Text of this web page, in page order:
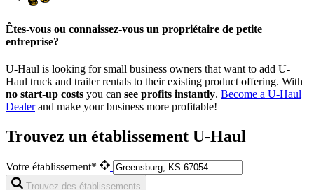
Êtes-vous ou connaissez-vous un propriétaire de petite
entreprise?
U-Haul is looking for small business owners that want to add U-
Haul truck and trailer rentals to their existing product offering. With
no start-up costs you can see profits instantly. Become a U-Haul
Dealerand make your business more profitable!
Trouvez un établissement U-Haul
Votre établissement*
Trouvez des établissements